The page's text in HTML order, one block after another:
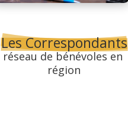
Les Correspondants
réseau de bénévoles en
région